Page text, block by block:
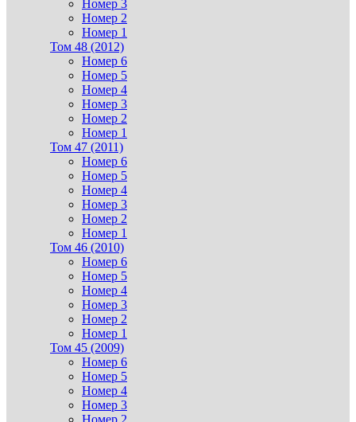
Номер 3
Номер 2
Номер 1
Том 48 (2012)
Номер 6
Номер 5
Номер 4
Номер 3
Номер 2
Номер 1
Том 47 (2011)
Номер 6
Номер 5
Номер 4
Номер 3
Номер 2
Номер 1
Том 46 (2010)
Номер 6
Номер 5
Номер 4
Номер 3
Номер 2
Номер 1
Том 45 (2009)
Номер 6
Номер 5
Номер 4
Номер 3
Номер 2